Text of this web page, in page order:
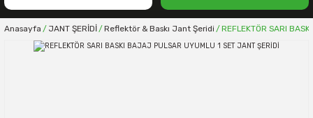
Anasayfa JANT ŞERİDİ Reflektör & Baskı Jant Şeridi REFLEKTÖR SARI